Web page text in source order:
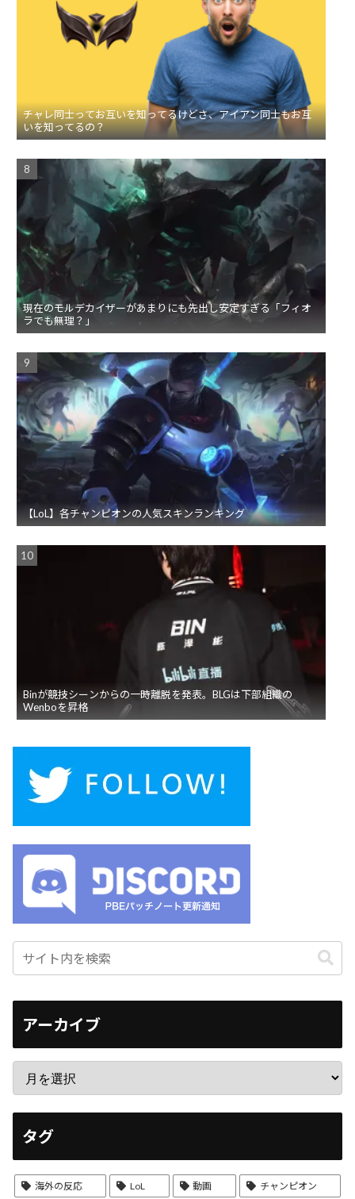
チャレ同士ってお互いを知ってるけどさ、アイアン同士もお互
いを知ってるの？
現在のモルデカイザーがあまりにも先出し安定すぎる「フィオ
ラでも無理？」
【LoL】各チャンピオンの人気スキンランキング
Binが競技シーンからの一時離脱を発表。BLGは下部組織の
Wenboを昇格
アーカイブ
タグ
海外の反応 LoL 動画 チャンピオン